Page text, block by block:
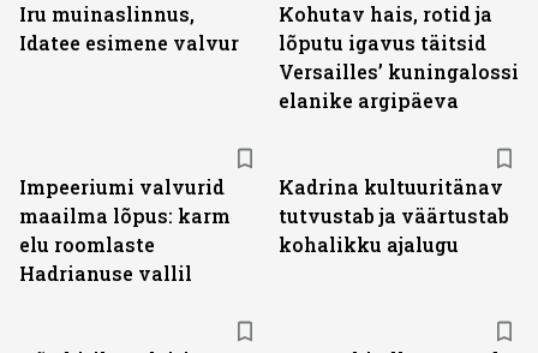
Iru muinaslinnus,
Idatee esimene valvur
Kohutav hais, rotid ja
lõputu igavus täitsid
Versailles’ kuningalossi
elanike argipäeva
Impeeriumi valvurid
maailma lõpus: karm
elu roomlaste
Hadrianuse vallil
Kadrina kultuuritänav
tutvustab ja väärtustab
kohalikku ajalugu